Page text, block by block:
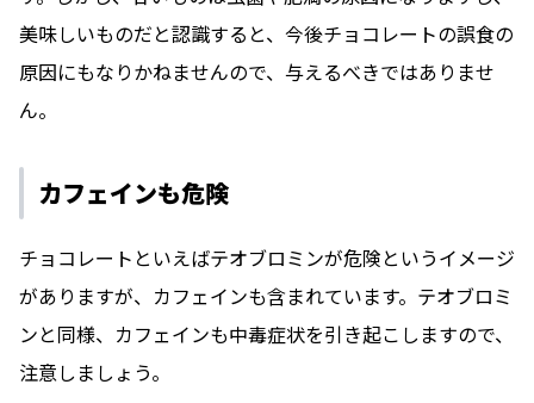
美味しいものだと認識すると、今後チョコレートの誤食の
原因にもなりかねませんので、与えるべきではありませ
ん。
カフェインも危険
チョコレートといえばテオブロミンが危険というイメージ
がありますが、カフェインも含まれています。テオブロミ
ンと同様、カフェインも中毒症状を引き起こしますので、
注意しましょう。